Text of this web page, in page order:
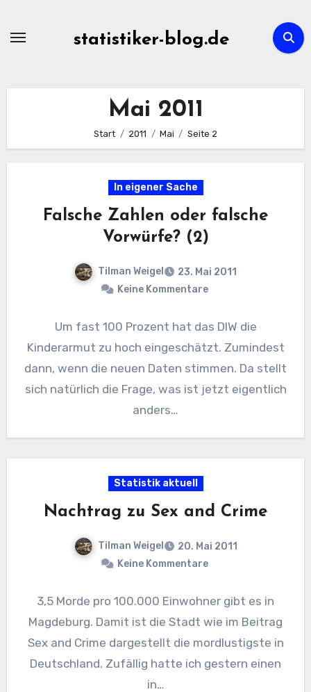
statistiker-blog.de
Mai 2011
Start 2011 Mai Seite 2
In eigener Sache
Falsche Zahlen oder falsche
Vorwürfe? (2)
Tilman Weigel
23. Mai 2011
Keine Kommentare
Um fast 100 Prozent hat das DIW die
Kinderarmut zu hoch eingeschätzt. Zumindest
dann, wenn die neuen Daten stimmen. Da stellt
sich natürlich die Frage, was ist jetzt eigentlich
anders…
Statistik aktuell
Nachtrag zu Sex and Crime
Tilman Weigel
20. Mai 2011
Keine Kommentare
3,5 Morde pro 100.000 Einwohner gibt es in
Magdeburg. Damit ist die Stadt wie im Beitrag
Sex and Crime dargestellt die mordlustigste in
Deutschland. Zufällig hatte ich gestern einen
in…